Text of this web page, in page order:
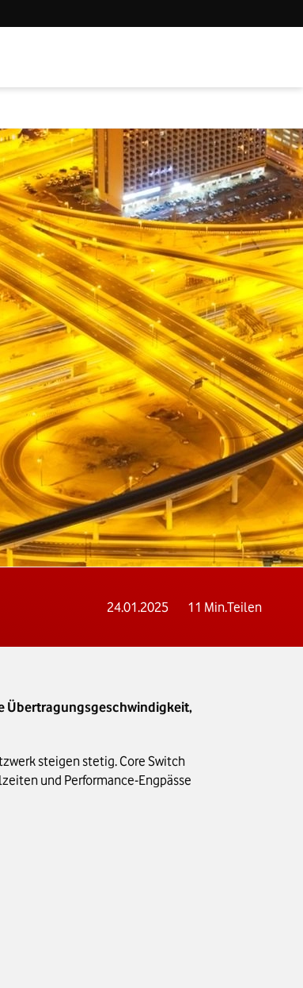
24.01.2025 11 Min.Teilen
Übertragungsgeschwindigkeit,
steigen stetig. Core Switch
und Performance-Engpässe